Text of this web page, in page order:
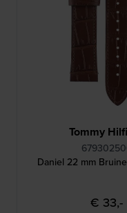
Tommy
Daniel 22 mm
€ 33,-